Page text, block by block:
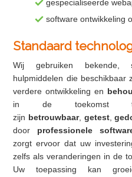
gespecialiseerde
software ontwikkeling
Standaard
Wij gebruiken bekende,
hulpmiddelen die beschikbaar
verdere ontwikkeling en
in de toekomst te
zijn betrouwbaar, getest,
door professionele
zorgt ervoor dat uw
zelfs als veranderingen in de
Uw toepassing kan